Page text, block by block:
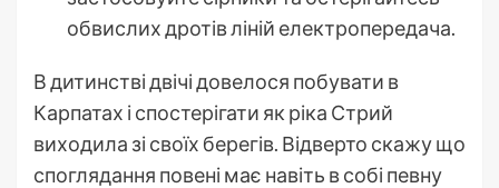
обвислих дротів ліній електропередача.
В дитинстві двічі довелося побувати в
Карпатах і спостерігати як ріка Стрий
виходила зі своїх берегів. Відверто скажу що
споглядання повені має навіть в собі певну